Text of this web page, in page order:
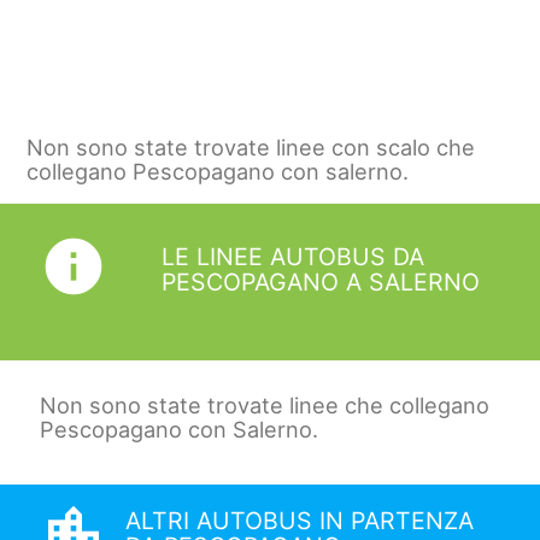
Non sono state trovate linee con scalo che
collegano Pescopagano con salerno.
info
LE LINEE AUTOBUS DA
PESCOPAGANO A SALERNO
Non sono state trovate linee che collegano
Pescopagano con Salerno.
ALTRI AUTOBUS IN PARTENZA